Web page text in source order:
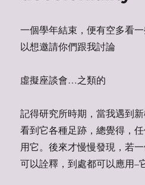
一個學年結束，便有空多看
以想邀請你們跟我討論
虛擬座談會…之類的
記得研究所時期，當我遇到
看到它各種足跡，總覺得，
用它。後來才慢慢發現，若
可以詮釋，到處都可以應用–